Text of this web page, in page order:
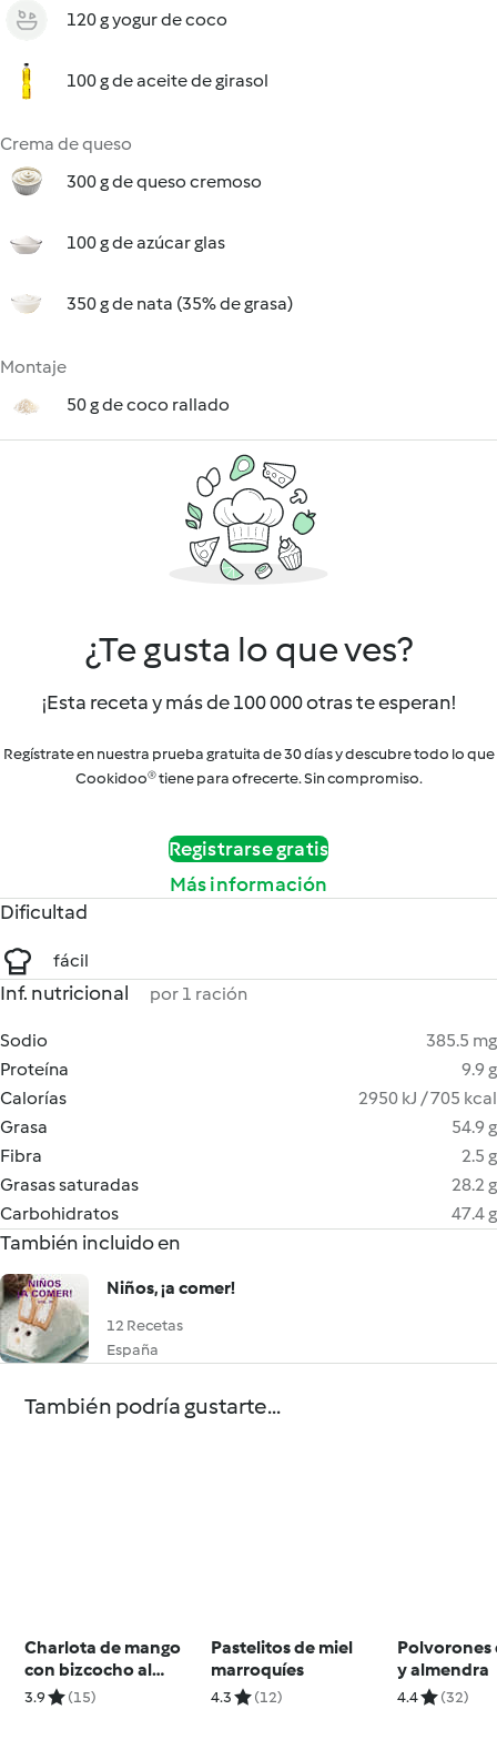
120 g yogur de coco
100 g de aceite de girasol
Crema de queso
300 g de queso cremoso
100 g de azúcar glas
350 g de nata (35% de grasa)
Montaje
50 g de coco rallado
¿Te gusta lo que ves?
¡Esta receta y más de 100 000 otras te esperan!
Regístrate en nuestra prueba gratuita de 30 días y descubre todo lo que
Cookidoo® tiene para ofrecerte. Sin compromiso.
Registrarse gratis
Más información
Dificultad
fácil
Inf. nutricional por 1 ración
Sodio
385.5 mg
Proteína
9.9 g
Calorías
2950 kJ / 705 kcal
Grasa
54.9 g
Fibra
2.5 g
Grasas saturadas
28.2 g
Carbohidratos
47.4 g
También incluido en
Niños, ¡a comer!
12 Recetas
España
También podría gustarte...
Charlota de mango
con bizcocho al
cacao
3.9 (15)
Pastelitos de miel
marroquíes
4.3 (12)
Polvorones
y almendra
4.4 (32)